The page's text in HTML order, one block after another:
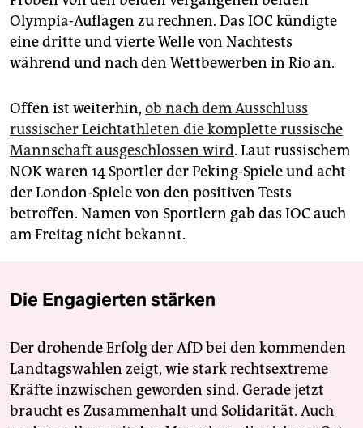
Olympia-Auflagen zu rechnen. Das IOC kündigte
eine dritte und vierte Welle von Nachtests
während und nach den Wettbewerben in Rio an.
Offen ist weiterhin, ob nach dem Ausschluss
russischer Leichtathleten die komplette russische
Mannschaft ausgeschlossen wird. Laut russischem
NOK waren 14 Sportler der Peking-Spiele und acht
der London-Spiele von den positiven Tests
betroffen. Namen von Sportlern gab das IOC auch
am Freitag nicht bekannt.
Die Engagierten stärken
Der drohende Erfolg der AfD bei den kommenden
Landtagswahlen zeigt, wie stark rechtsextreme
Kräfte inzwischen geworden sind. Gerade jetzt
braucht es Zusammenhalt und Solidarität. Auch